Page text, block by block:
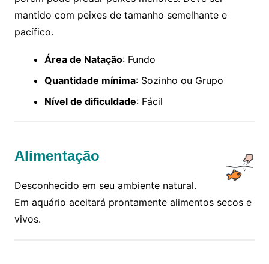
mantido com peixes de tamanho semelhante e
pacífico.
Área de Natação: Fundo
Quantidade mínima: Sozinho ou Grupo
Nível de dificuldade: Fácil
Alimentação
Desconhecido em seu ambiente natural.
Em aquário aceitará prontamente alimentos secos e
vivos.